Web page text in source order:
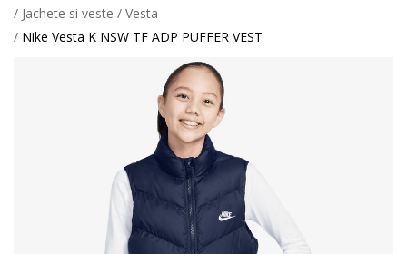
Jachete si veste
Vesta
Nike Vesta K NSW TF ADP PUFFER VEST